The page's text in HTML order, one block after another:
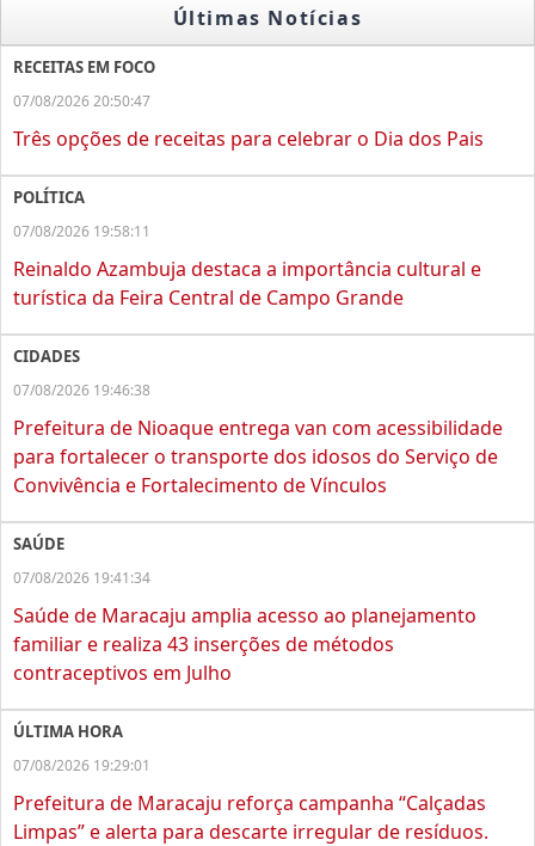
Últimas Notícias
RECEITAS EM FOCO
07/08/2026 20:50:47
Três opções de receitas para celebrar o Dia dos Pais
POLÍTICA
07/08/2026 19:58:11
Reinaldo Azambuja destaca a importância cultural e
turística da Feira Central de Campo Grande
CIDADES
07/08/2026 19:46:38
Prefeitura de Nioaque entrega van com acessibilidade
para fortalecer o transporte dos idosos do Serviço de
Convivência e Fortalecimento de Vínculos
SAÚDE
07/08/2026 19:41:34
Saúde de Maracaju amplia acesso ao planejamento
familiar e realiza 43 inserções de métodos
contraceptivos em Julho
ÚLTIMA HORA
07/08/2026 19:29:01
Prefeitura de Maracaju reforça campanha “Calçadas
Limpas” e alerta para descarte irregular de resíduos.